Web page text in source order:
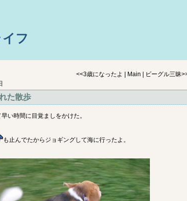
フ
<<3歳になったよ Main ビーグル三昧
た散歩
い時間に目覚ましをかけた。
も止んでたからジョギングして海に行ったよ。